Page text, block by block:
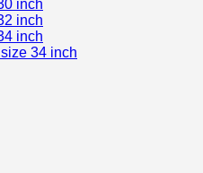
inch
inch
inch
34 inch